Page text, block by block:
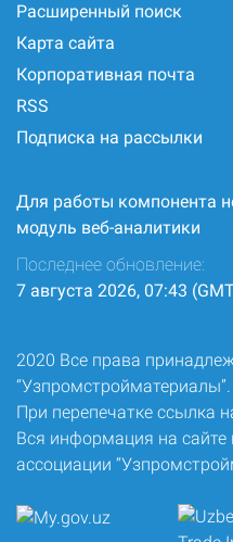
Расширенный поиск
Карта сайта
Корпоративная почта
RSS
Подписка на рассылки
Для работы компонента
модуль веб-аналитики
Последнее обновление:
7 августа 2026, 07:43
2020 Все права
“Узпромстройматериалы”.
При перепечатке ссылка
Вся информация на сайте
ассоциации